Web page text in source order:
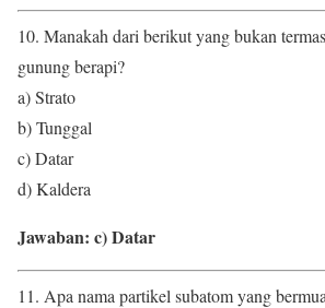
10. Manakah dari berikut yang bukan
gunung berapi?
a) Strato
b) Tunggal
c) Datar
d) Kaldera
Jawaban: c) Datar
11. Apa nama partikel subatom yang